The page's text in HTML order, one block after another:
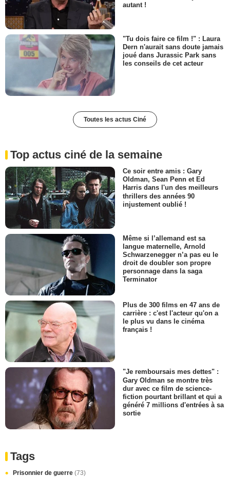
autant !
"Tu dois faire ce film !" : Laura
Dern n'aurait sans doute jamais
joué dans Jurassic Park sans
les conseils de cet acteur
Toutes les actus Ciné
Top actus ciné de la semaine
Ce soir entre amis : Gary
Oldman, Sean Penn et Ed
Harris dans l'un des meilleurs
thrillers des années 90
injustement oublié !
Même si l’allemand est sa
langue maternelle, Arnold
Schwarzenegger n’a pas eu le
droit de doubler son propre
personnage dans la saga
Terminator
Plus de 300 films en 47 ans de
carrière : c'est l'acteur qu'on a
le plus vu dans le cinéma
français !
"Je remboursais mes dettes" :
Gary Oldman se montre très
dur avec ce film de science-
fiction pourtant brillant et qui a
généré 7 millions d'entrées à sa
sortie
Tags
Prisonnier de guerre (73)